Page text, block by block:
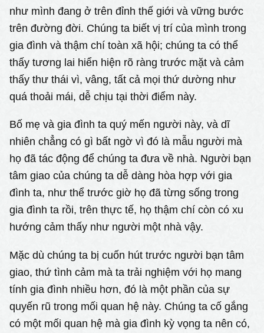
như mình đang ở trên đỉnh thế giới và vững bước
trên đường đời. Chúng ta biết vị trí của mình trong
gia đình và thậm chí toàn xã hội; chúng ta có thể
thấy tương lai hiển hiện rõ ràng trước mặt và cảm
thấy thư thái vì, vâng, tất cả mọi thứ dường như
quá thoải mái, dễ chịu tại thời điểm này.
Bố mẹ và gia đình ta quý mến người này, và dĩ
nhiên chẳng có gì bất ngờ vì đó là mẫu người mà
họ đã tác động để chúng ta đưa về nhà. Người bạn
tâm giao của chúng ta dễ dàng hòa hợp với gia
đình ta, như thể trước giờ họ đã từng sống trong
gia đình ta rồi, trên thực tế, họ thậm chí còn có xu
hướng cảm thấy như người một nhà vậy.
Mặc dù chúng ta bị cuốn hút trước người bạn tâm
giao, thứ tình cảm mà ta trải nghiệm với họ mang
tính gia đình nhiều hơn, đó là một phần của sự
quyến rũ trong mối quan hệ này. Chúng ta cố gắng
có một mối quan hệ mà gia đình kỳ vọng ta nên có,